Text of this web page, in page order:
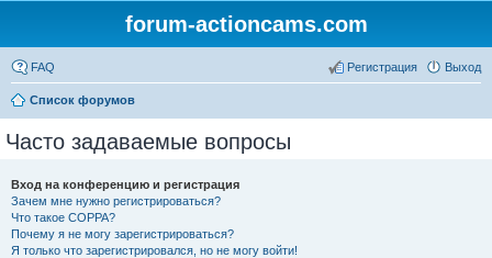
forum-actioncams.com
FAQ Выход
Регистрация
Список форумов
Часто задаваемые вопросы
Вход на конференцию и регистрация
Зачем мне нужно регистрироваться?
Что такое COPPA?
Почему я не могу зарегистрироваться?
Я только что зарегистрировался, но не могу войти!